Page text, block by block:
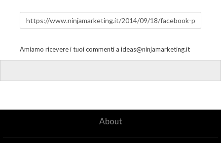
Amiamo ricevere i tuoi commenti a ideas@ninjamarketing.it
About